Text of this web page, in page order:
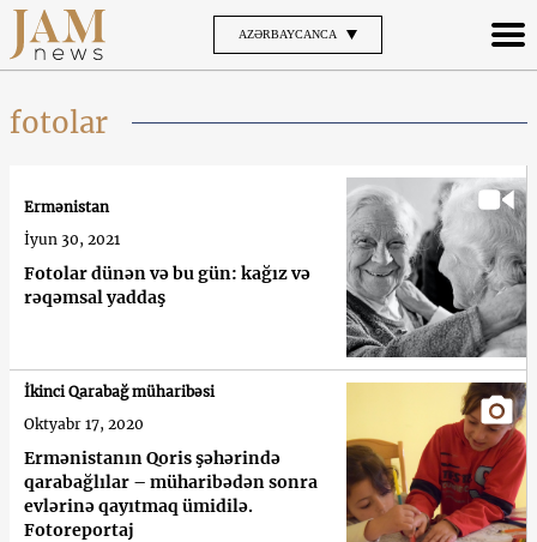
AZƏRBAYCANCA
fotolar
Fotolar dünən və bu gün: kağız və
rəqəmsal yaddaş
Ermənistan
İyun 30, 2021
Ermənistanın Qoris şəhərində
qarabağlılar – müharibədən sonra
evlərinə qayıtmaq ümidilə.
Fotoreportaj
İkinci Qarabağ müharibəsi
Oktyabr 17, 2020